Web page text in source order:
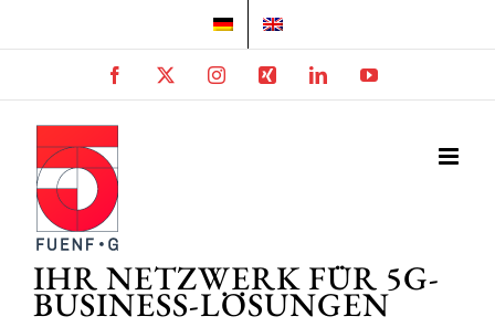
Inhalt
Facebook InstagramXing LinkedInYouTube
IHR NETZWERK FÜR 5G-
BUSINESS-LÖSUNGEN